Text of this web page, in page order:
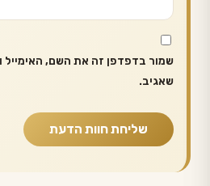
שמור בדפדפן זה את השם,
שאגיב.